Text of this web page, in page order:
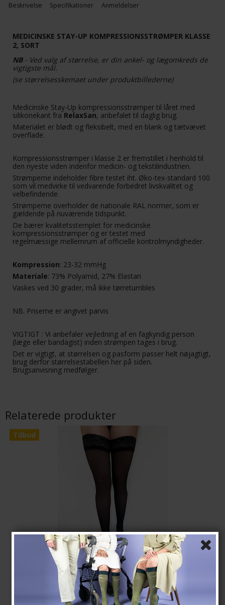
Beskrivelse Specifikationer Anmeldelser
MEDICINSKE STAY-UP KOMPRESSIONSSTRØMPER KLASSE
2, SORT
NB- Ved valg af størrelse, er din ankel- og lægomkreds de
vigtigste mål.
(se størrelsesskemaet under produktbillederne)
Medicinske Stay-Up kompressionsstrømper til låret med
silikonekant fraRelaxSan, anbefalet til daglig brug.
Materialet er blødt og fleksibelt, med en blank og tætvævet
overflade.
Kompressionsstrømper i klasse 2 er fremstillet i henhold til
den nyeste viden indenfor medicin- og tekstilindustrien.
Strømperne indeholder fibre testet iht. Øko-tex-standard 100
som vil medvirke til vedvarende forbedret livskvalitet og
velbefindende.
Strømperne overholder de nationale RAL normer, som er
gældende på nuværende tidspunkt.
De bærer kvalitetsstemplet for medicinske
kompressionsstrømper og er testet med
regelmæssige mellemrum af officielle kontrolmyndigheder.
Kompression: 23-32 mmHg
Materiale: 73% Polyamid, 27% Elastan
Vaskes ved 30 grader, må ikke tørretumbles
NB. Priserne er angivet parvis
VIGTIGT : Vi anbefaler vejledning af en fagkyndig person
(læge eller bandagist) inden strømpen tages i brug.
Det er vigtigt, at størrelsen og pasform passer helt nøjagtigt,
brug derfor størrelsestabellen her på siden.
Brugsanvisning medfølger.
Relaterede produkter
Tilbud